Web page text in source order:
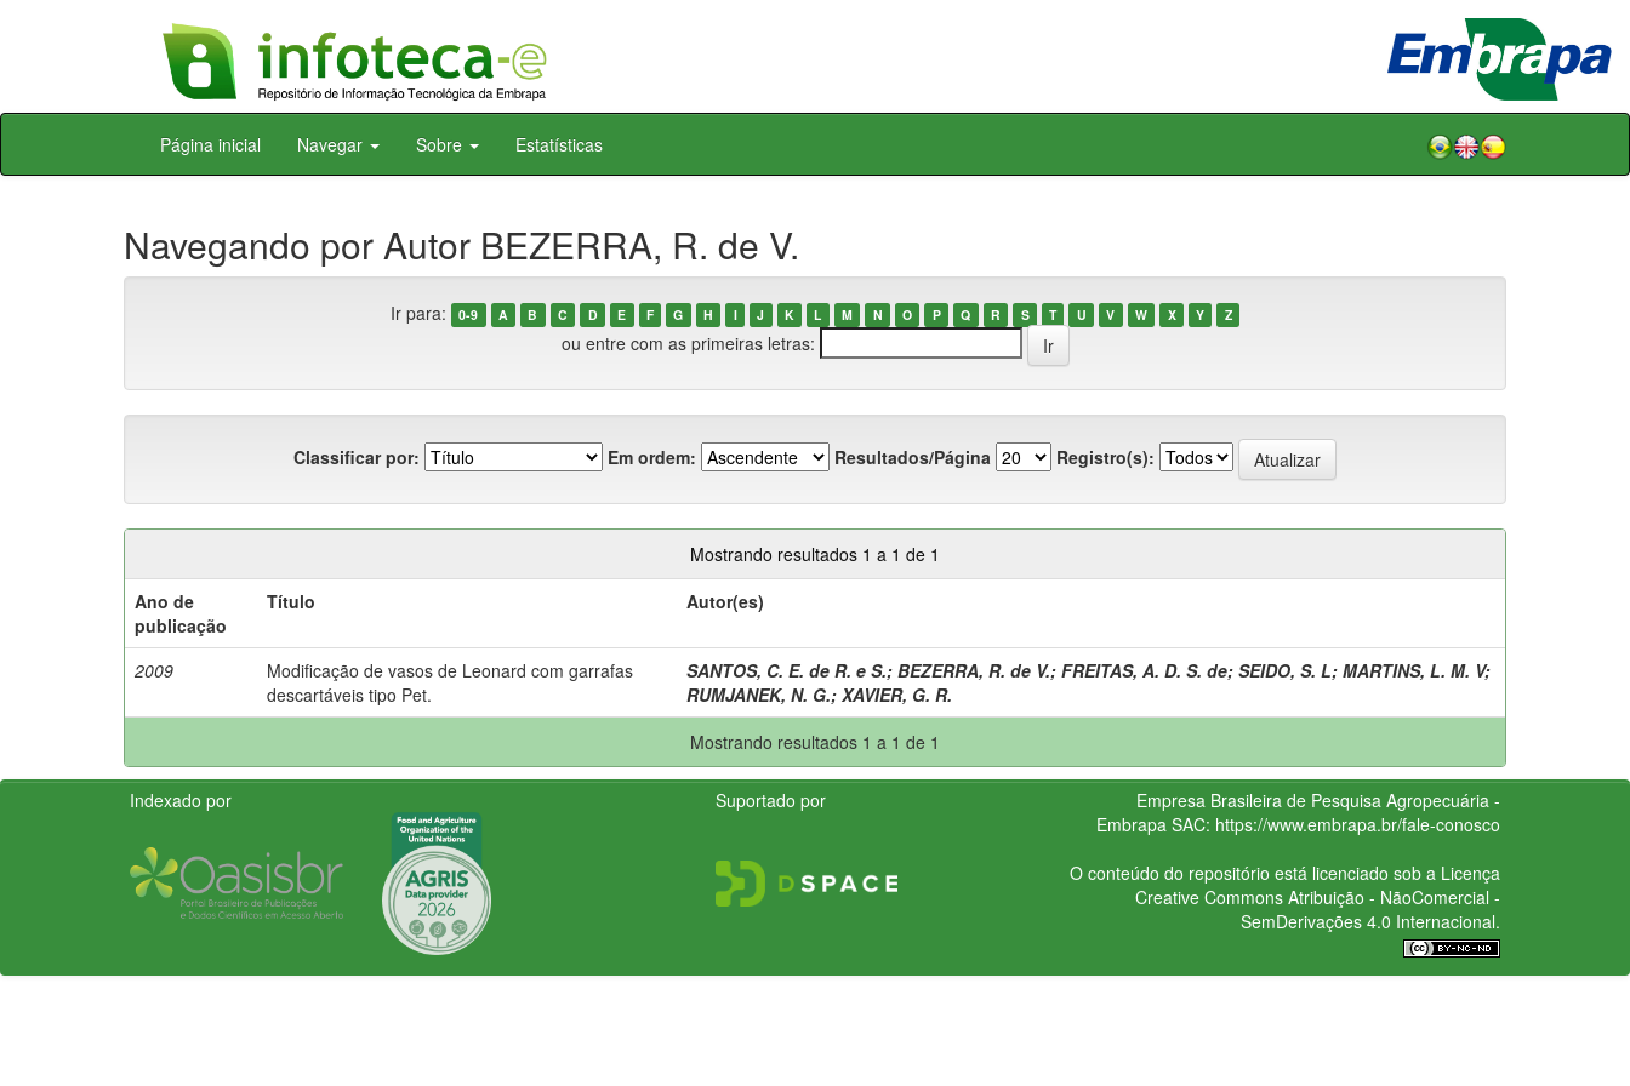
Skip
Página inicial Navegar Sobre Estatísticas
Navegando por Autor BEZERRA, R. de V.
Ir para: 0-9 A B C D E F G H I J K L M N O P Q R S T U V W X Y Z
ou entre com as primeiras letras:
Classificar por: Em ordem: Resultados/Página Registro(s):
Mostrando resultados 1 a 1 de 1
Ano de
publicação
Título Autor(es)
2009
Modificação de vasos de Leonard com garrafas
descartáveis tipo Pet.
SANTOS, C. E. de R. e S.; BEZERRA, R. de V.; FREITAS, A. D. S. de; SEIDO, S. L; MARTINS, L. M. V;
RUMJANEK, N. G.; XAVIER, G. R.
Mostrando resultados 1 a 1 de 1
Indexado por Suportado por
Empresa Brasileira de Pesquisa Agropecuária -
Embrapa SAC: https://www.embrapa.br/fale-conosco
O conteúdo do repositório está licenciado sob a Licença
Creative CommonsAtribuição - NãoComercial -
SemDerivações 4.0 Internacional.